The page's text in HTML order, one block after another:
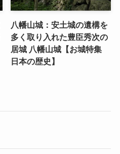
八幡山城：安土城の遺構を
多く取り入れた豊臣秀次の
居城 八幡山城【お城特集
日本の歴史】